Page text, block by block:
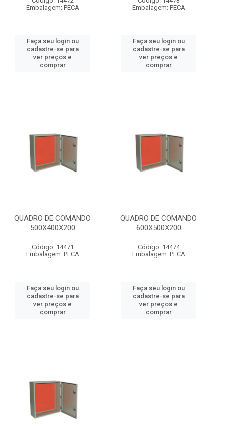
Embalagem: PECA
Faça seu login ou
cadastre-se para
ver preços e
comprar
Embalagem: PECA
Faça seu login ou
cadastre-se para
ver preços e
comprar
QUADRO DE COMANDO
500X400X200
Código: 14471
Embalagem: PECA
Faça seu login ou
cadastre-se para
ver preços e
comprar
QUADRO DE COMANDO
600X500X200
Código: 14474
Embalagem: PECA
Faça seu login ou
cadastre-se para
ver preços e
comprar